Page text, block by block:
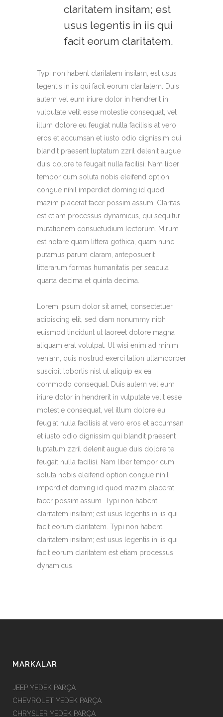
claritatem insitam; est
usus legentis in iis qui
facit eorum claritatem.
Typi non habent claritatem insitam; est usus
legentis in iis qui facit eorum claritatem. Duis
autem vel eum iriure dolor in hendrerit in
vulputate velit esse molestie consequat, vel
illum dolore eu feugiat nulla facilisis at vero
eros et accumsan et iusto odio dignissim qui
blandit praesent luptatum zzril delenit augue
duis dolore te feugait nulla facilisi. Nam liber
tempor cum soluta nobis eleifend option
congue nihil imperdiet doming id quod
mazim placerat facer possim assum. Claritas
est etiam processus dynamicus, qui sequitur
mutationem consuetudium lectorum. Mirum
est notare quam littera gothica, quam nunc
putamus parum claram, anteposuerit
litterarum formas humanitatis per seacula
quarta decima et quinta decima.
Lorem ipsum dolor sit amet, consectetuer
adipiscing elit, sed diam nonummy nibh
euismod tincidunt ut laoreet dolore magna
aliquam erat volutpat. Ut wisi enim ad minim
veniam, quis nostrud exerci tation ullamcorper
suscipit lobortis nisl ut aliquip ex ea
commodo consequat. Duis autem vel eum
iriure dolor in hendrerit in vulputate velit esse
molestie consequat, vel illum dolore eu
feugiat nulla facilisis at vero eros et accumsan
et iusto odio dignissim qui blandit praesent
luptatum zzril delenit augue duis dolore te
feugait nulla facilisi. Nam liber tempor cum
soluta nobis eleifend option congue nihil
imperdiet doming id quod mazim placerat
facer possim assum. Typi non habent
claritatem insitam; est usus legentis in iis qui
facit eorum claritatem. Typi non habent
claritatem insitam; est usus legentis in iis qui
facit eorum claritatem est etiam processus
dynamicus.
MARKALAR
JEEP YEDEK PARÇA
CHEVROLET YEDEK PARÇA
CHRYSLER YEDEK PARÇA